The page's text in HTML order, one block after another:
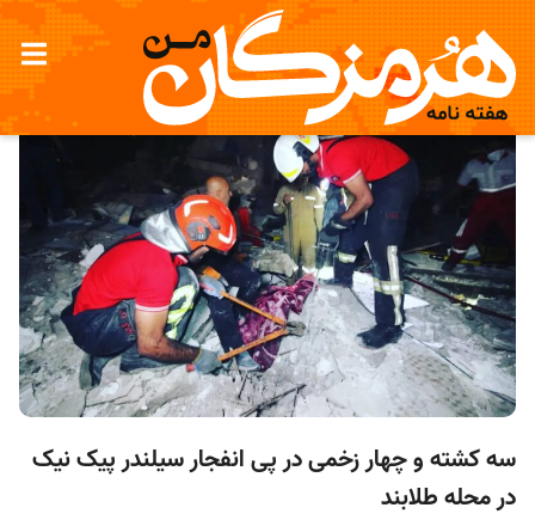
سه کشته و چهار زخمی در پی انفجار سیلندر پیک نیک
در محله طلابند